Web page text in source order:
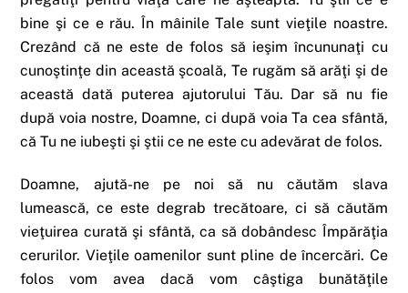
bine şi ce e rău. În mâinile Tale sunt vieţile noastre.
Crezând că ne este de folos să ieşim încununaţi cu
cunoştinţe din această şcoală, Te rugăm să arăţi şi de
această dată puterea ajutorului Tău. Dar să nu fie
după voia nostre, Doamne, ci după voia Ta cea sfântă,
că Tu ne iubeşti şi ştii ce ne este cu adevărat de folos.
Doamne, ajută-ne pe noi să nu căutăm slava
lumească, ce este degrab trecătoare, ci să căutăm
vieţuirea curată şi sfântă, ca să dobândesc Împărăţia
cerurilor. Vieţile oamenilor sunt pline de încercări. Ce
folos vom avea dacă vom câştiga bunătăţile